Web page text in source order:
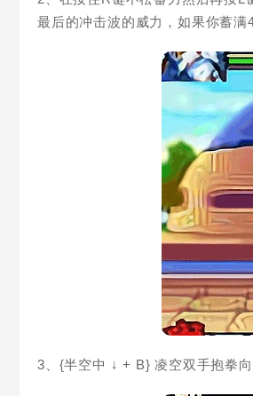
最后的冲击波的威力，如果你蓄满
3、{半空中 ↓ + B} 凌空双手抱拳向